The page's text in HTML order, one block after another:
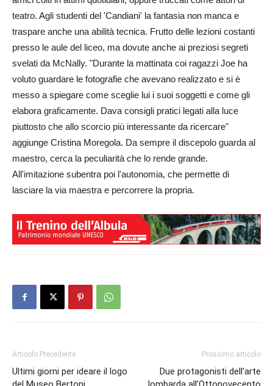
teatro. Agli studenti del 'Candiani' la fantasia non manca e
traspare anche una abilità tecnica. Frutto delle lezioni costanti
presso le aule del liceo, ma dovute anche ai preziosi segreti
svelati da McNally. "Durante la mattinata coi ragazzi Joe ha
voluto guardare le fotografie che avevano realizzato e si è
messo a spiegare come sceglie lui i suoi soggetti e come gli
elabora graficamente. Dava consigli pratici legati alla luce
piuttosto che allo scorcio più interessante da ricercare"
aggiunge Cristina Moregola. Da sempre il discepolo guarda al
maestro, cerca la peculiarità che lo rende grande.
All'imitazione subentra poi l'autonomia, che permette di
lasciare la via maestra e percorrere la propria.
Articolo Precedente
Ultimi giorni per ideare il logo
Prossimo articolo
Due protagonisti dell’arte